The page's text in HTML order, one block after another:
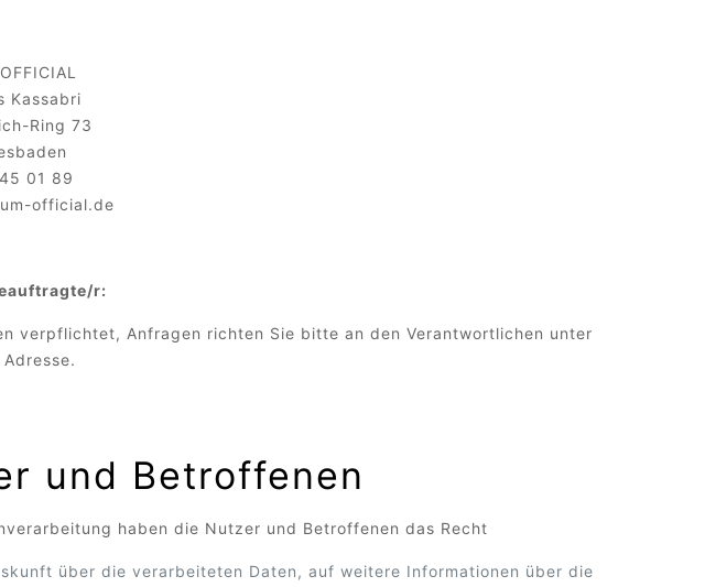
Kassabri
Ring 73
01 89
official.de
r:
verpflichtet, Anfragen richten Sie bitte an den Verantwortlichen unter
und Betroffenen
haben die Nutzer und Betroffenen das Recht
über die verarbeiteten Daten, auf weitere Informationen über die